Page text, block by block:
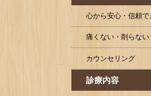
心から安心・信頼で
痛くない・削らない
カウンセリング
診療内容